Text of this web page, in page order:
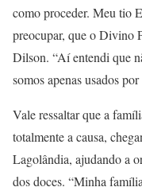
como proceder. Meu tio
preocupar, que o Divino
Dilson. “Aí entendi que
somos apenas usados
Vale ressaltar que a
totalmente a causa,
Lagolândia, ajudando a
dos doces. “Minha